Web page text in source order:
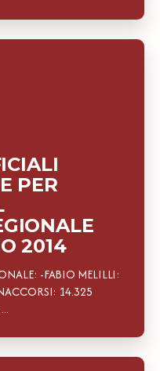
PER
2014
-FABIO MELILLI:
14.325